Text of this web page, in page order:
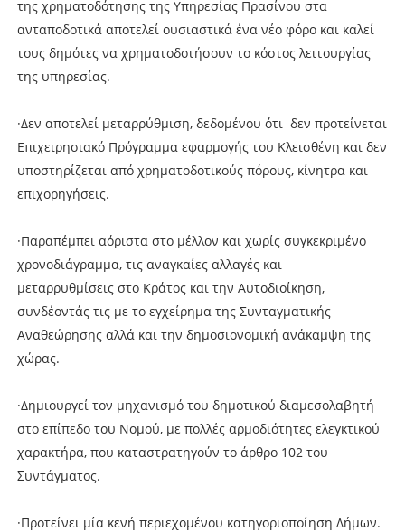
της χρηματοδότησης της Υπηρεσίας Πρασίνου στα
ανταποδοτικά αποτελεί ουσιαστικά ένα νέο φόρο και καλεί
τους δημότες να χρηματοδοτήσουν το κόστος λειτουργίας
της υπηρεσίας.
·Δεν αποτελεί μεταρρύθμιση, δεδομένου ότι δεν προτείνεται
Επιχειρησιακό Πρόγραμμα εφαρμογής του Κλεισθένη και δεν
υποστηρίζεται από χρηματοδοτικούς πόρους, κίνητρα και
επιχορηγήσεις.
·Παραπέμπει αόριστα στο μέλλον και χωρίς συγκεκριμένο
χρονοδιάγραμμα, τις αναγκαίες αλλαγές και
μεταρρυθμίσεις στο Κράτος και την Αυτοδιοίκηση,
συνδέοντάς τις με το εγχείρημα της Συνταγματικής
Αναθεώρησης αλλά και την δημοσιονομική ανάκαμψη της
χώρας.
·Δημιουργεί τον μηχανισμό του δημοτικού διαμεσολαβητή
στο επίπεδο του Νομού, με πολλές αρμοδιότητες ελεγκτικού
χαρακτήρα, που καταστρατηγούν το άρθρο 102 του
Συντάγματος.
·Προτείνει μία κενή περιεχομένου κατηγοριοποίηση Δήμων.